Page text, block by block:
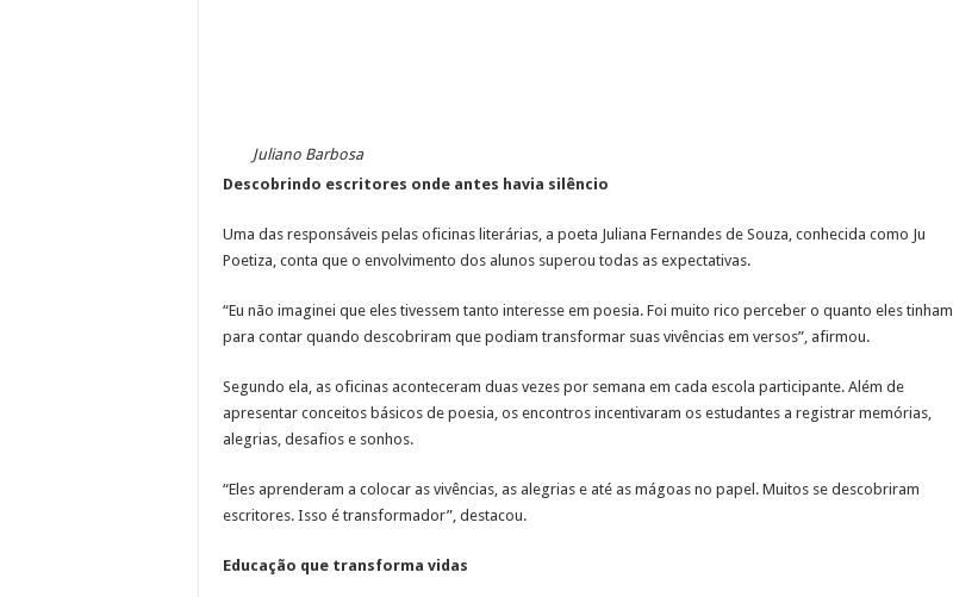
Juliano Barbosa
Descobrindo escritores onde antes havia silêncio
Uma das responsáveis pelas oficinas literárias, a poeta Juliana Fernandes de Souza, conhecida como Ju
Poetiza, conta que o envolvimento dos alunos superou todas as expectativas.
“Eu não imaginei que eles tivessem tanto interesse em poesia. Foi muito rico perceber o quanto eles tinham
para contar quando descobriram que podiam transformar suas vivências em versos”, afirmou.
Segundo ela, as oficinas aconteceram duas vezes por semana em cada escola participante. Além de
apresentar conceitos básicos de poesia, os encontros incentivaram os estudantes a registrar memórias,
alegrias, desafios e sonhos.
“Eles aprenderam a colocar as vivências, as alegrias e até as mágoas no papel. Muitos se descobriram
escritores. Isso é transformador”, destacou.
Educação que transforma vidas